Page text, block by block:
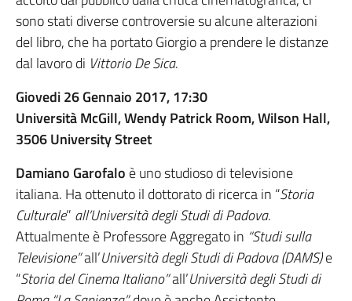
sono stati diverse controversie su alcune alterazioni
del libro, che ha portato Giorgio a prendere le distanze
dal lavoro di Vittorio De Sica.
Giovedi 26 Gennaio 2017, 17:30
Università McGill, Wendy Patrick Room, Wilson Hall,
3506 University Street
Damiano Garofalo è uno studioso di televisione
italiana. Ha ottenuto il dottorato di ricerca in “Storia
Culturale” all’Università degli Studi di Padova.
Attualmente è Professore Aggregato in “Studi sulla
Televisione”all’Università degli Studi di Padova (DAMS)e
“Storia del Cinema Italiano”all’Università degli Studi di